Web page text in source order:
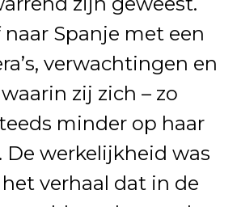
naar Spanje met een
verwachtingen en
zij zich – zo
minder op haar
De werkelijkheid was
verhaal dat in de